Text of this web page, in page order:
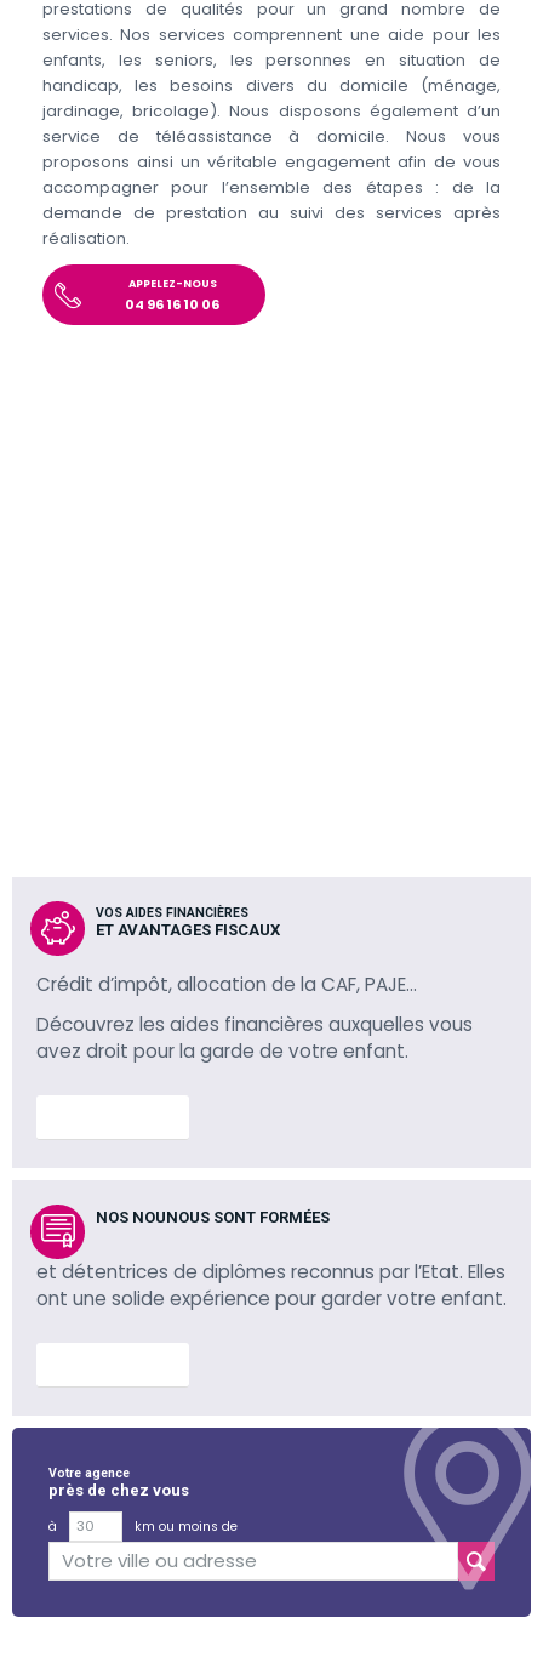
prestations de qualités pour un grand nombre de
services. Nos services comprennent une aide pour les
enfants, les seniors, les personnes en situation de
handicap, les besoins divers du domicile (ménage,
jardinage, bricolage). Nous disposons également d’un
service de téléassistance à domicile. Nous vous
proposons ainsi un véritable engagement afin de vous
accompagner pour l’ensemble des étapes : de la
demande de prestation au suivi des services après
réalisation.
APPELEZ-NOUS
04 96 16 10 06
VOS AIDES FINANCIÈRES
ET AVANTAGES FISCAUX
Crédit d’impôt, allocation de la CAF, PAJE…
Découvrez les aides financières auxquelles vous
avez droit pour la garde de votre enfant.
NOS NOUNOUS SONT FORMÉES
et détentrices de diplômes reconnus par l’Etat. Elles
ont une solide expérience pour garder votre enfant.
Votre agence
près de chez vous
à
km ou moins de